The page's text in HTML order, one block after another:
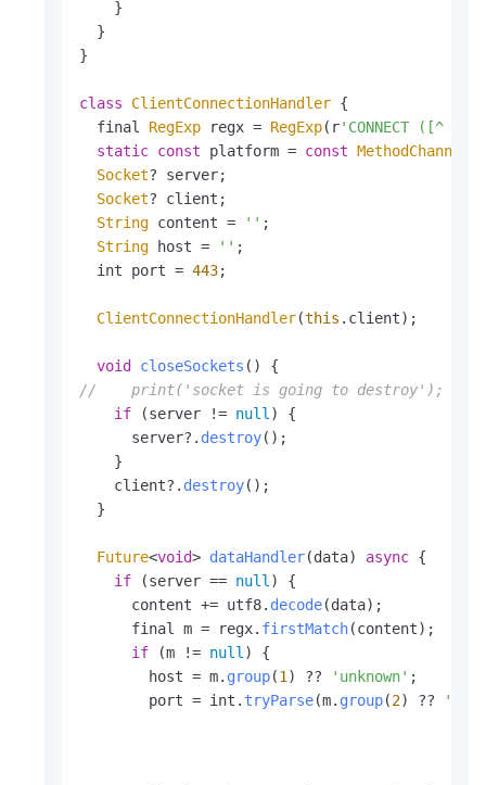
    }
  }
}
class ClientConnectionHandler {
  final
RegExp regx = RegExp(r'CONNECT ([^
static const platform = const MethodChannel
Socket? server;
Socket? client;
String content = '' ;
String host = '' ;
  int port =
443;
ClientConnectionHandler(this . client);
void closeSockets (
//    print('socket is going to destroy');
if (server != null ) {
      server?.
destroy();
    }
    client?.
destroy();
  }
Future<void> dataHandler(data) async {
if (server == null ) {
      content += utf8.
decode(data);
      final m = regx.
firstMatch(content);
if (m != null ) {
        host = m.
group(1 ) ?? 'unknown' ;
        port = int.
tryParse(m. group(2) ?? ''